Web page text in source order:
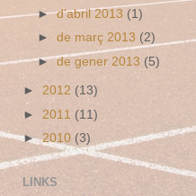
►d’abril 2013 (1)
►de març 2013 (2)
►de gener 2013 (5)
► 2012 (13)
► 2011 (11)
►2010 (3)
LINKS